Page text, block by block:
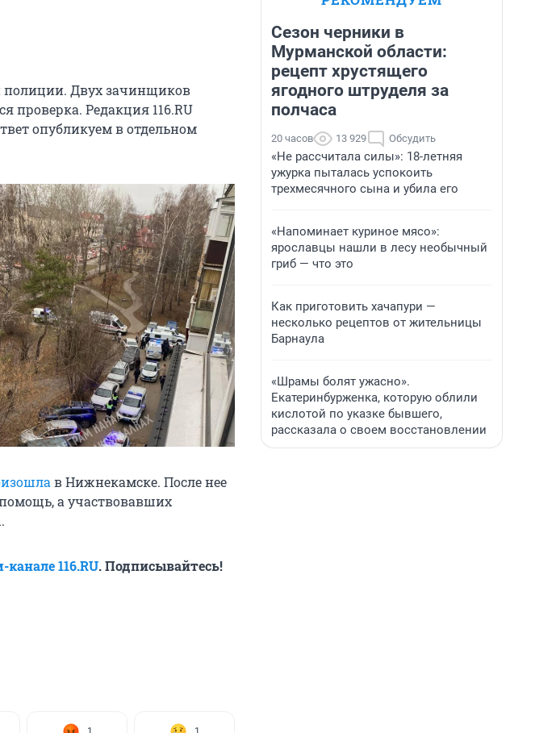
полиции. Двух зачинщиков
проверка. Редакция 116.RU
опубликуем в отдельном
в Нижнекамске. После нее
а участвовавших
канале 116.RU. Подписывайтесь!
Сезон черники в
Мурманской области:
рецепт хрустящего
ягодного штруделя за
полчаса
20 часов 13 929 Обсудить
«Не рассчитала силы»: 18-летняя
ужурка пыталась успокоить
трехмесячного сына и убила его
«Напоминает куриное мясо»:
ярославцы нашли в лесу необычный
гриб — что это
Как приготовить хачапури —
несколько рецептов от жительницы
Барнаула
«Шрамы болят ужасно».
Екатеринбурженка, которую облили
кислотой по указке бывшего,
рассказала о своем восстановлении